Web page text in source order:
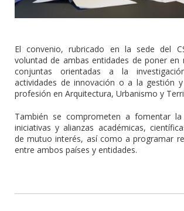
El convenio, rubricado en la sede del
voluntad de ambas entidades de poner en
conjuntas orientadas a la
actividades de innovación o a la gestión
profesión en Arquitectura, Urbanismo y
También se comprometen a fomentar
iniciativas y alianzas académicas,
de mutuo interés, así como a programar
entre ambos países y entidades.